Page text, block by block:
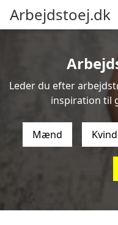
Arbejdstoej.dk
Leder du efter
inspiration til
Mænd